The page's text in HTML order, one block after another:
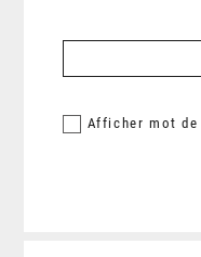
Afficher mot de